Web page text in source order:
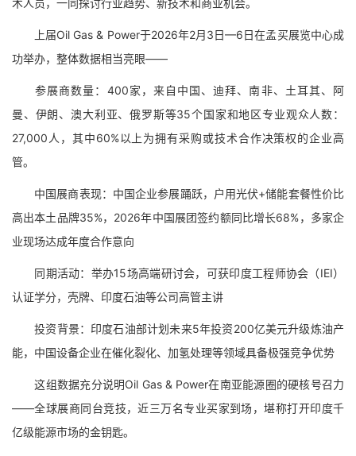
术人员，一同探讨行业趋势、新技术和商业机会。
上届Oil Gas & Power于2026年2月3日—6日在孟买展览中心成
功举办，整体数据相当亮眼——
参展商数量：400家，来自中国、迪拜、南非、土耳其、阿
曼、伊朗、澳大利亚、俄罗斯等35个国家和地区专业观众人数：
27,000人，其中60%以上为拥有采购或技术合作决策权的企业高
管。
中国展商表现：中国企业参展踊跃，户用光伏+储能套餐性价比
高出本土品牌35%，2026年中国展团签约额同比增长68%，多家企
业现场达成年度合作意向
同期活动：举办15场高端研讨会，可获印度工程师协会（IEI）
认证学分，壳牌、印度石油等公司高管主讲
投资背景：印度石油部计划未来5年投资200亿美元升级炼油产
能，中国设备企业在催化裂化、加氢处理等领域具备极强竞争优势
这组数据充分说明Oil Gas & Power在南亚能源圈的硬核号召力
——全球展商同台竞技，近三万名专业买家到场，堪称打开印度千
亿级能源市场的金钥匙。